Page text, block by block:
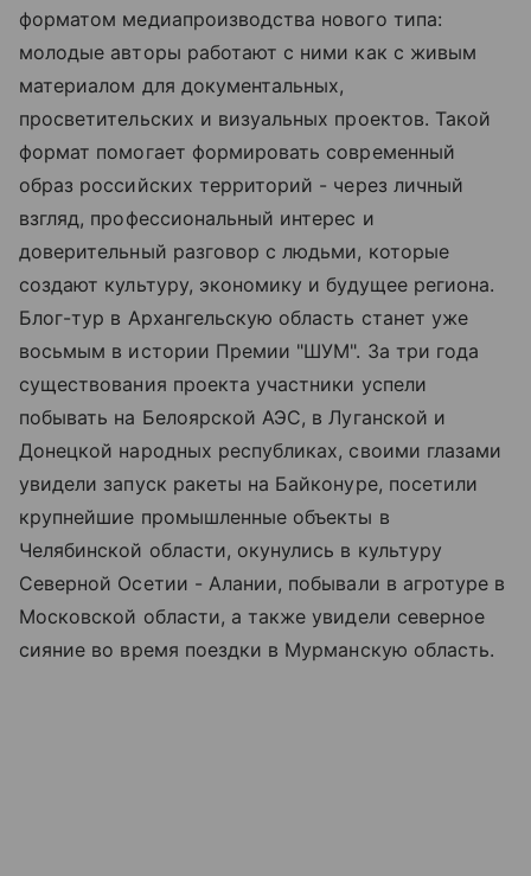
форматом медиапроизводства нового типа:
молодые авторы работают с ними как с живым
материалом для документальных,
просветительских и визуальных проектов. Такой
формат помогает формировать современный
образ российских территорий - через личный
взгляд, профессиональный интерес и
доверительный разговор с людьми, которые
создают культуру, экономику и будущее региона.
Блог-тур в Архангельскую область станет уже
восьмым в истории Премии "ШУМ". За три года
существования проекта участники успели
побывать на Белоярской АЭС, в Луганской и
Донецкой народных республиках, своими глазами
увидели запуск ракеты на Байконуре, посетили
крупнейшие промышленные объекты в
Челябинской области, окунулись в культуру
Северной Осетии - Алании, побывали в агротуре в
Московской области, а также увидели северное
сияние во время поездки в Мурманскую область.